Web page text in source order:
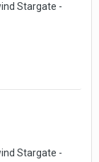
Stargate -
Stargate -